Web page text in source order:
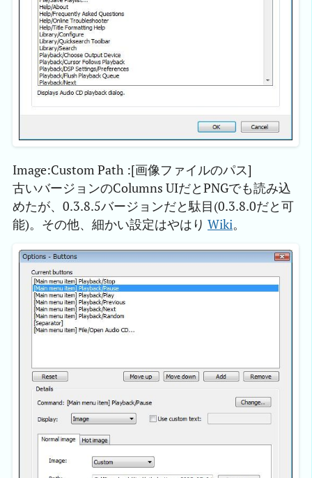
Image:Custom Path :[画像ファイルのパス]
古いバージョンのColumns UIだとPNGでも読み込
めたが、0.3.8.5バージョンだと駄目(0.3.8.0だと可
能)。その他、細かい設定はやはり Wiki。